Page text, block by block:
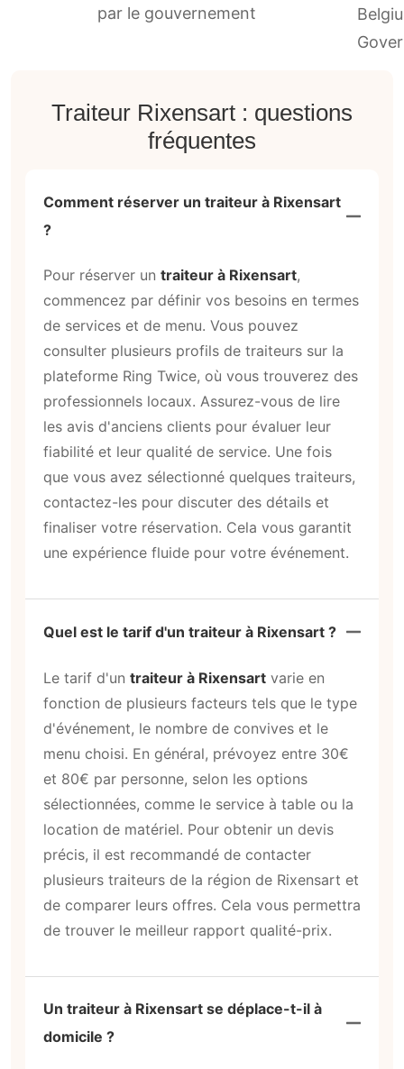
par le gouvernement
Traiteur Rixensart : questions
fréquentes
Comment réserver un traiteur à Rixensart
?
Pour réserver un traiteur à Rixensart,
commencez par définir vos besoins en termes
de services et de menu. Vous pouvez
consulter plusieurs profils de traiteurs sur la
plateforme Ring Twice, où vous trouverez des
professionnels locaux. Assurez-vous de lire
les avis d'anciens clients pour évaluer leur
fiabilité et leur qualité de service. Une fois
que vous avez sélectionné quelques traiteurs,
contactez-les pour discuter des détails et
finaliser votre réservation. Cela vous garantit
une expérience fluide pour votre événement.
Quel est le tarif d'un traiteur à Rixensart ?
Le tarif d'un traiteur à Rixensart varie en
fonction de plusieurs facteurs tels que le type
d'événement, le nombre de convives et le
menu choisi. En général, prévoyez entre 30€
et 80€ par personne, selon les options
sélectionnées, comme le service à table ou la
location de matériel. Pour obtenir un devis
précis, il est recommandé de contacter
plusieurs traiteurs de la région de Rixensart et
de comparer leurs offres. Cela vous permettra
de trouver le meilleur rapport qualité-prix.
Un traiteur à Rixensart se déplace-t-il à
domicile ?